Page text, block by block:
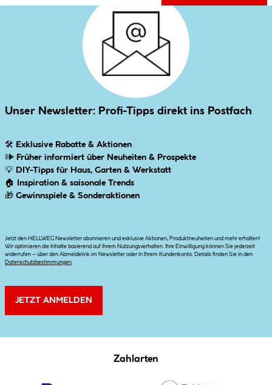
Unser Newsletter: Profi-Tipps direkt ins Postfach
🛠 Exklusive Rabatte & Aktionen
🕪 Früher informiert über Neuheiten & Prospekte
💡 DIY-Tipps für Haus, Garten & Werkstatt
🏠
Inspiration & saisonale Trends
🎁 Gewinnspiele & Sonderaktionen
Jetzt den HELLWEG Newsletter abonnieren und exklusive Aktionen, Produktneuheiten und mehr erhalten!
Wir optimieren die Inhalte basierend auf Ihrem Nutzungsverhalten. Ihre Einwilligung können Sie jederzeit
widerrufen – über den Abmeldelink im Newsletter oder in Ihrem Kundenkonto. Details finden Sie in den
Datenschutzbestimmungen
JETZT ANMELDEN
Zahlarten